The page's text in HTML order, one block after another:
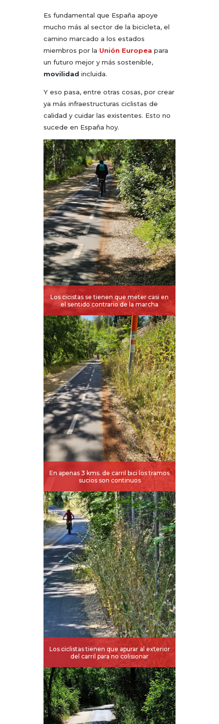
Es fundamental que España apoye
mucho más al sector de la bicicleta, el
camino marcado a los estados
miembros por la Unión Europea para
un futuro mejor y más sostenible,
movilidad incluida.
Y eso pasa, entre otras cosas, por crear
ya más infraestructuras ciclistas de
calidad y cuidar las existentes. Esto no
sucede en España hoy.
Los cicistas se tienen que meter casi en
el sentido contrario de la marcha
En apenas 3 kms. de carril bici los tramos
sucios son continuos
Los ciclistas tienen que apurar al exterior
del carril para no colisionar